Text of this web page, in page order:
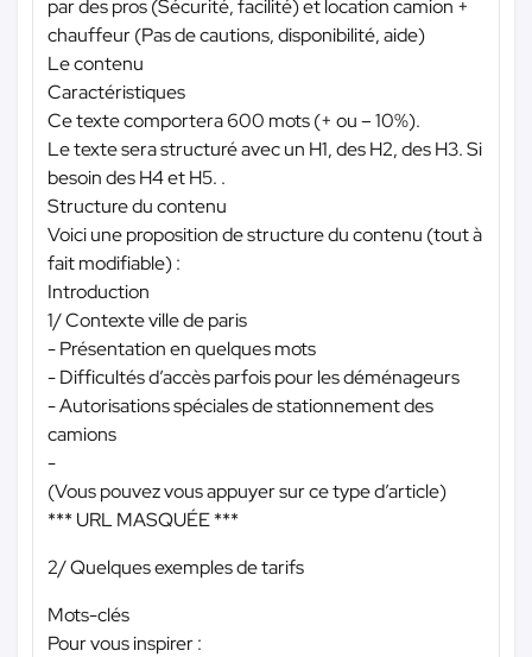
par des pros (Sécurité, facilité) et location camion +
chauffeur (Pas de cautions, disponibilité, aide)
Le contenu
Caractéristiques
Ce texte comportera 600 mots (+ ou – 10%).
Le texte sera structuré avec un H1, des H2, des H3. Si
besoin des H4 et H5. .
Structure du contenu
Voici une proposition de structure du contenu (tout à
fait modifiable) :
Introduction
1/ Contexte ville de paris
- Présentation en quelques mots
- Difficultés d’accès parfois pour les déménageurs
- Autorisations spéciales de stationnement des
camions
-
(Vous pouvez vous appuyer sur ce type d’article)
*** URL MASQUÉE ***
2/ Quelques exemples de tarifs
Mots-clés
Pour vous inspirer :